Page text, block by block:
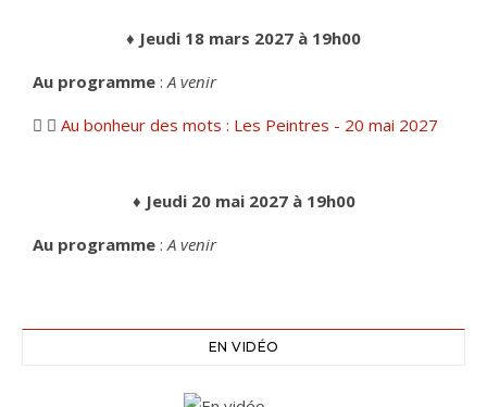
♦ Jeudi 18 mars 2027 à 19h00
Au programme :A venir
Au bonheur des mots : Les Peintres - 20 mai 2027
♦ Jeudi 20 mai 2027 à 19h00
Au programme :A venir
EN VIDÉO